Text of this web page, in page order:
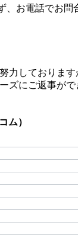
お電話でお問
しておりま
にご返事がで
ム）